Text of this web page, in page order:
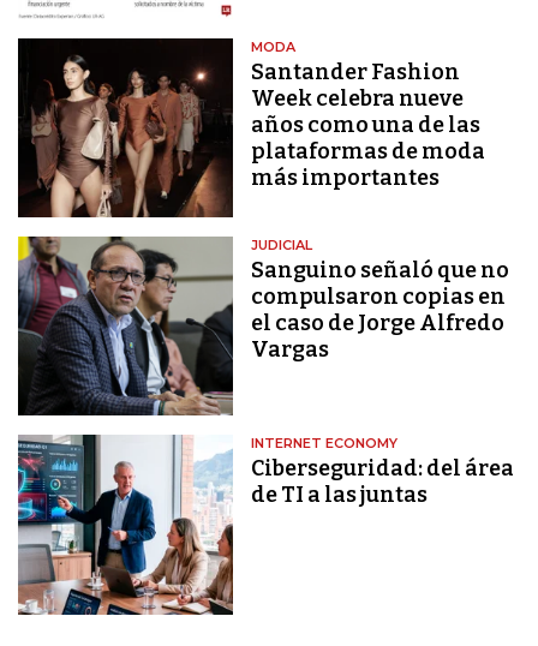
MODA
Santander Fashion
Week celebra nueve
años como una de las
plataformas de moda
más importantes
JUDICIAL
Sanguino señaló que no
compulsaron copias en
el caso de Jorge Alfredo
Vargas
INTERNET ECONOMY
Ciberseguridad: del área
de TI a las juntas